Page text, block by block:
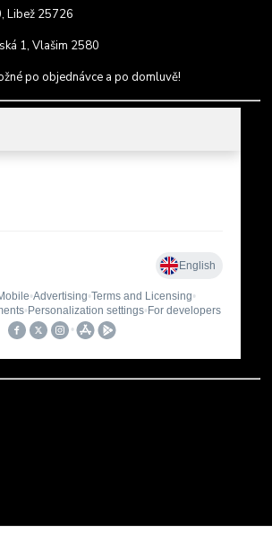
Libež 25726
1, Vlašim 2580
po objednávce a po domluvě!